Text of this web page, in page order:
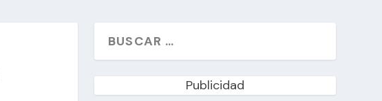
Publicidad